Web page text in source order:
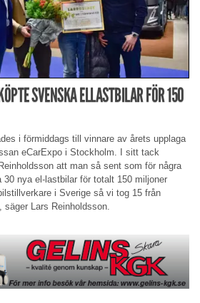
SVENSKA ELLASTBILAR FÖR 150
i förmiddags till vinnare av årets upplaga
eCarExpo i Stockholm. I sitt tack
att man så sent som för några
30 nya el-lastbilar för totalt 150 miljoner
i Sverige så vi tog 15 från
säger Lars Reinholdsson.